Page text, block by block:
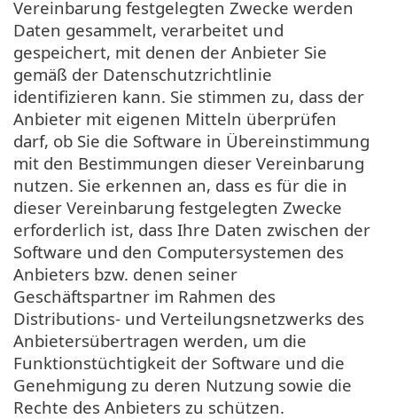
Vereinbarung festgelegten Zwecke werden
Daten gesammelt, verarbeitet und
gespeichert, mit denen der Anbieter Sie
gemäß der Datenschutzrichtlinie
identifizieren kann. Sie stimmen zu, dass der
Anbieter mit eigenen Mitteln überprüfen
darf, ob Sie die Software in Übereinstimmung
mit den Bestimmungen dieser Vereinbarung
nutzen. Sie erkennen an, dass es für die in
dieser Vereinbarung festgelegten Zwecke
erforderlich ist, dass Ihre Daten zwischen der
Software und den Computersystemen des
Anbieters bzw. denen seiner
Geschäftspartner im Rahmen des
Distributions- und Verteilungsnetzwerks des
Anbietersübertragen werden, um die
Funktionstüchtigkeit der Software und die
Genehmigung zu deren Nutzung sowie die
Rechte des Anbieters zu schützen.